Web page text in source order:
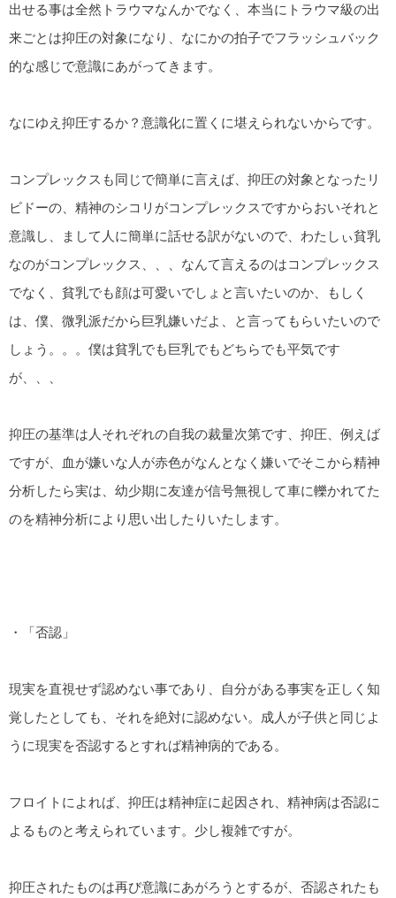
出せる事は全然トラウマなんかでなく、本当にトラウマ級の出
来ごとは抑圧の対象になり、なにかの拍子でフラッシュバック
的な感じで意識にあがってきます。
なにゆえ抑圧するか？意識化に置くに堪えられないからです。
コンプレックスも同じで簡単に言えば、抑圧の対象となったリ
ビドーの、精神のシコリがコンプレックスですからおいそれと
意識し、まして人に簡単に話せる訳がないので、わたしぃ貧乳
なのがコンプレックス、、、なんて言えるのはコンプレックス
でなく、貧乳でも顔は可愛いでしょと言いたいのか、もしく
は、僕、微乳派だから巨乳嫌いだよ、と言ってもらいたいので
しょう。。。僕は貧乳でも巨乳でもどちらでも平気です
が、、、
抑圧の基準は人それぞれの自我の裁量次第です、抑圧、例えば
ですが、血が嫌いな人が赤色がなんとなく嫌いでそこから精神
分析したら実は、幼少期に友達が信号無視して車に轢かれてた
のを精神分析により思い出したりいたします。
・「否認」
現実を直視せず認めない事であり、自分がある事実を正しく知
覚したとしても、それを絶対に認めない。成人が子供と同じよ
うに現実を否認するとすれば精神病的である。
フロイトによれば、抑圧は精神症に起因され、精神病は否認に
よるものと考えられています。少し複雑ですが。
抑圧されたものは再び意識にあがろうとするが、否認されたも